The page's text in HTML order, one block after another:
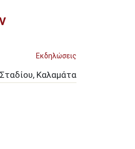
Εκδηλώσεις
Καλαμάτα